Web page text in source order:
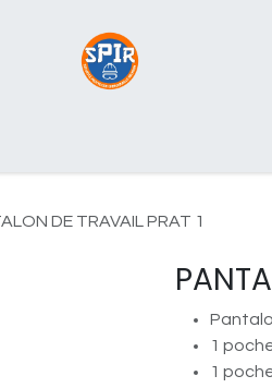
DE TRAVAIL PRAT 1
1
1